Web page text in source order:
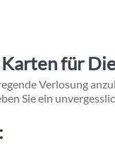
für
Verlosung
Sie ein